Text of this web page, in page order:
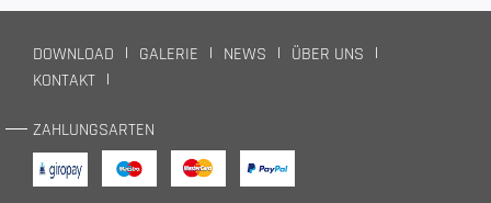
DOWNLOAD GALERIE NEWS
ÜBER UNS
KONTAKT
ZAHLUNGSARTEN